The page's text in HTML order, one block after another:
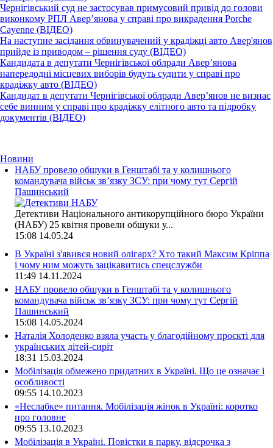
Чернігівський суд не застосував примусовий привід до голови
виконкому РПЛ Авер’янова у справі про викрадення Porche
Cayenne (ВІДЕО)
На наступне засідання обвинувачений у крадіжці авто Авер'янов
прийде із приводом – рішення суду (ВІДЕО)
Кандидата в депутати Чернігівської облради Авер’янова
напередодні місцевих виборів будуть судити у справі про
крадіжку авто (ВІДЕО)
Кандидат в депутати Чернігівської облради Авер’янов не визнає
себе винним у справі про крадіжку елітного авто та підробку
документів (ВІДЕО)
Новини
НАБУ провело обшуки в Генштабі та у колишнього
командувача військ зв’язку ЗСУ: при чому тут Сергій
Пашинський
Детективи Національного антикорупційного бюро України
(НАБУ) 25 квітня провели обшуки у...
15:08 14.05.24
В Україні з'явився новий олігарх? Хто такий Максим Кріппа
і чому ним можуть зацікавитись спецслужби
11:49 14.11.2024
НАБУ провело обшуки в Генштабі та у колишнього
командувача військ зв’язку ЗСУ: при чому тут Сергій
Пашинський
15:08 14.05.2024
Наталія Холоденко взяла участь у благодійному проєкті для
українських дітей-сиріт
18:31 15.03.2024
Мобілізація обмежено придатних в Україні. Що це означає і
особливості
09:55 14.10.2023
«Неслабке» питання. Мобілізація жінок в Україні: коротко
про головне
09:55 13.10.2023
Мобілізація в Україні. Повістки в парку, відсрочка з